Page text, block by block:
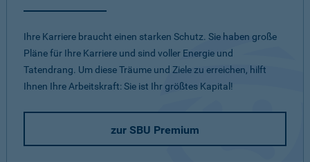
Ihre Karriere braucht einen starken Schutz. Sie haben große
Pläne für Ihre Karriere und sind voller Energie und
Tatendrang. Um diese Träume und Ziele zu erreichen, hilft
Ihnen Ihre Arbeitskraft: Sie ist Ihr größtes Kapital!
zur SBU Premium